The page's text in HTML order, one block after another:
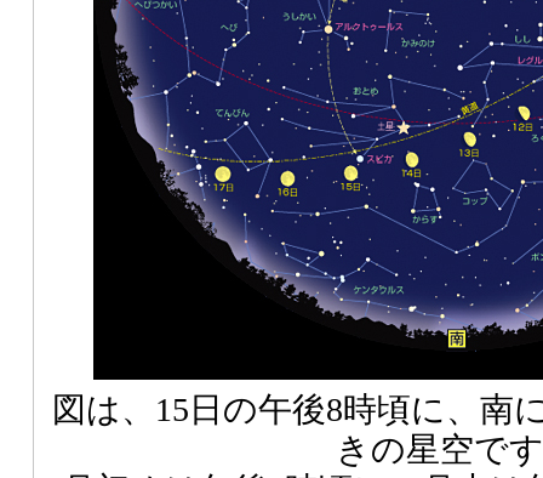
図は、15日の午後8時頃に、南
きの星空で